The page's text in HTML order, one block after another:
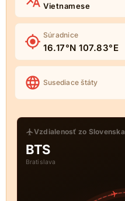
Vietnamese
Súradnice
16.17°N 107.83°E
Susediace štáty
Vzdialenosť zo Slovenska
BTS
Bratislava